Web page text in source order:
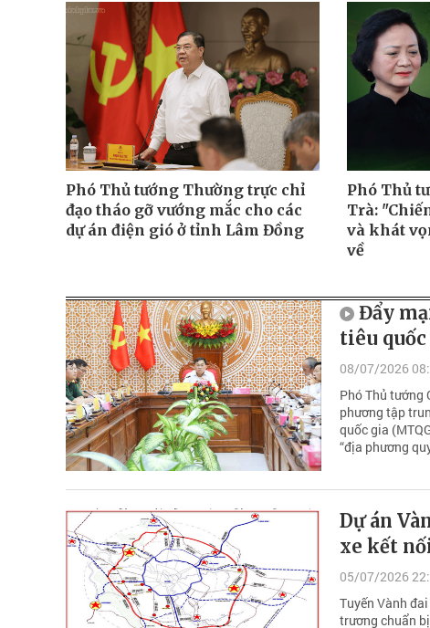
Phó Thủ tướng Thường trực chỉ
đạo tháo gỡ vướng mắc cho các
dự án điện gió ở tỉnh Lâm Đồng
Phó Thủ
Trà:
và khát
về
Đẩy
tiêu
08/07/2026
Phó Thủ tướng
phương tập
quốc gia
“địa phương
Dự án
xe kết
05/07/2026
Tuyến Vành
trương chuẩn